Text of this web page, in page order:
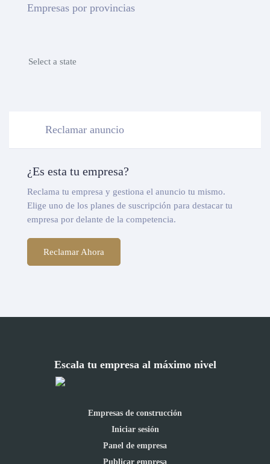
Empresas por provincias
Select a state
Reclamar anuncio
¿Es esta tu empresa?
Reclama tu empresa y gestiona el anuncio tu mismo.
Elige uno de los planes de suscripción para destacar tu
empresa por delante de la competencia.
Reclamar Ahora
Escala tu empresa al máximo nivel
Empresas de construcción
Iniciar sesión
Panel de empresa
Publicar empresa